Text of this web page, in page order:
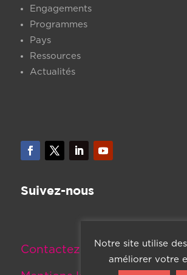
Engagements
Programmes
Pays
Ressources
Actualités
Suivez-nous
Contactez-nousNotre site utilise
améliorer votre